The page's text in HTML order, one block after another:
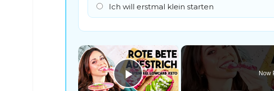
Ich will erstmal klein starten
×
Now